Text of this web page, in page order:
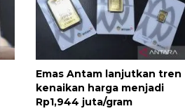
Emas Antam lanjutkan tren
kenaikan harga menjadi
Rp1,944 juta/gram